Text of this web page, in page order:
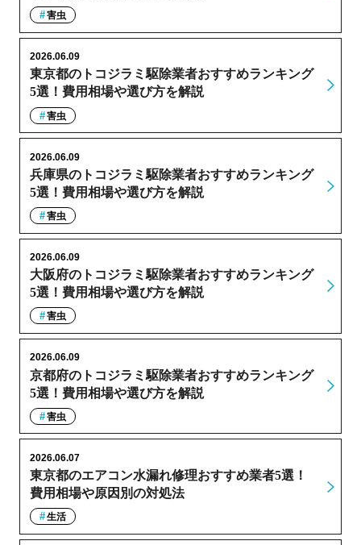
害虫
東京都のトコジラミ駆除業者おすすめランキング
5選！費用相場や選び方を解説
2026.06.09
害虫
兵庫県のトコジラミ駆除業者おすすめランキング
5選！費用相場や選び方を解説
2026.06.09
害虫
大阪府のトコジラミ駆除業者おすすめランキング
5選！費用相場や選び方を解説
2026.06.09
害虫
京都府のトコジラミ駆除業者おすすめランキング
5選！費用相場や選び方を解説
2026.06.09
害虫
東京都のエアコン水漏れ修理おすすめ業者5選！
費用相場や原因別の対処法
2026.06.07
生活